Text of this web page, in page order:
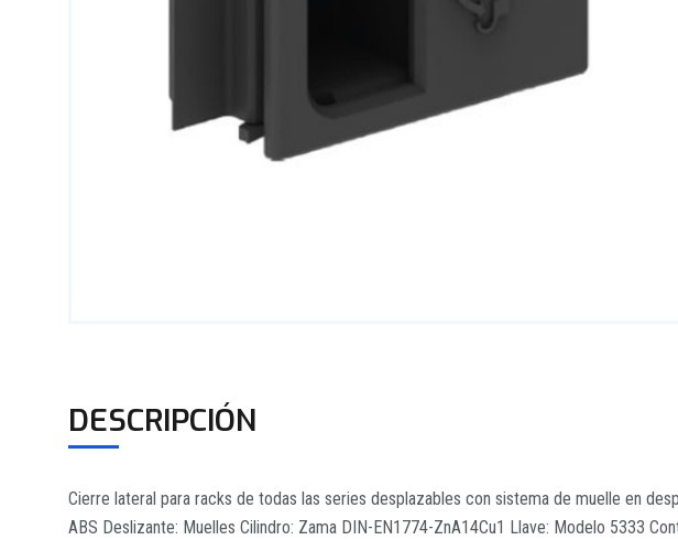
DESCRIPCIÓN
Cierre lateral para racks de todas las series desplazables con sistema de muelle en
ABS Deslizante: Muelles Cilindro: Zama DIN-EN1774-ZnA14Cu1 Llave: Modelo 5333